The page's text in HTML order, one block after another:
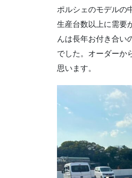
ポルシェのモデルの
生産台数以上に需要
んは長年お付き合い
でした。オーダーか
思います。